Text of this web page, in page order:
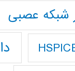
شبکه عصبی